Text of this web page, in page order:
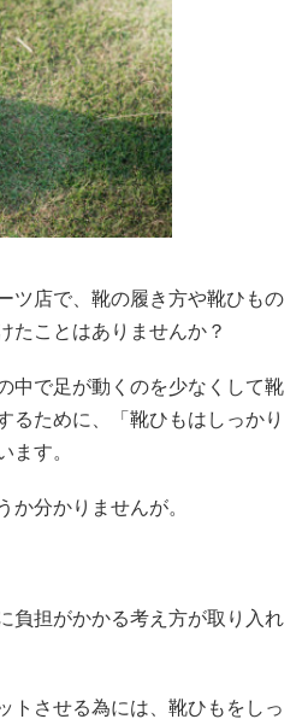
ツ店で、靴の履き方や靴ひもの
たことはありませんか？
中で足が動くのを少なくして靴
るために、「靴ひもはしっかり
ます。
か分かりませんが。
負担がかかる考え方が取り入れ
トさせる為には、靴ひもをしっ